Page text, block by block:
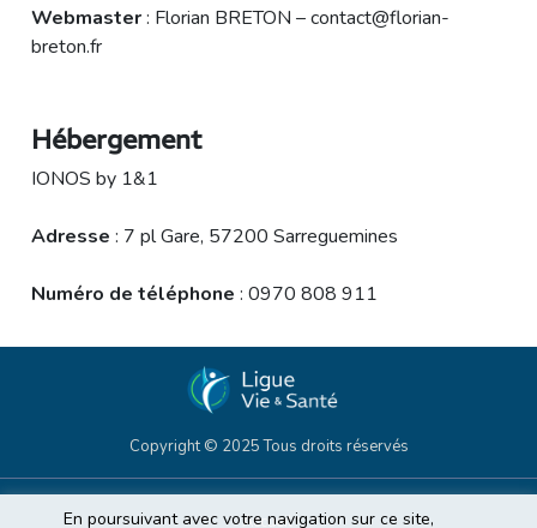
En poursuivant avec votre navigation sur ce site,
Webmaster: Florian BRETON – contact@florian-
breton.fr
Hébergement
IONOS by 1&1
Adresse : 7 pl Gare, 57200 Sarreguemines
Numéro de téléphone : 0970 808 911
Copyright © 2025 Tous droits réservés
Accueil